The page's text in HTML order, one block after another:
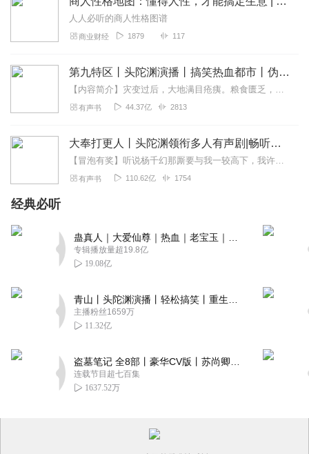
人人必听的商人性格图谱
商业财经 1879 117
第九特区丨头陀渊演播丨搞笑热血都市丨伪戒丨VIP免费多人有声剧
【内容简介】灾变过后，大地满目疮痍。粮食匮乏，资源紧俏，局势混乱……一位从待规划区杀出来的青年，背对着漫天黄沙，孤身来到九区谋生，却不曾想偶然结识三五好友，一念...
有声书 44.37亿 2813
大奉打更人丨头陀渊领衔多人有声剧|畅听全集|王鹤棣、田曦薇主演影视剧原著|卖报小郎君
【冒泡有奖】听说杨千幻那厮要与我一较高下，我许七安要开始装叉了！快进入声音播放页戳下方输入框，冒个泡偷偷告诉我，我要用哪些诗词才能胜过他？说得好的，有赏！202...
有声书 110.62亿 1754
经典必听
专辑播放量超19.8亿
19.08亿
主播粉丝1659万
11.32亿
连载节目超七百集
1637.52万